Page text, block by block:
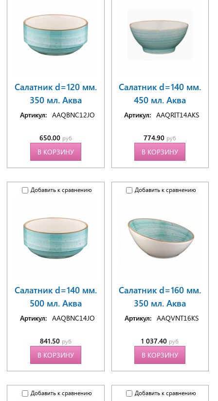
Салатник d=120 мм.
350 мл. Аква
Артикул: AAQBNC12JO
650.00 руб
В КОРЗИНУ
Салатник d=140 мм.
450 мл. Аква
Артикул: AAQRIT14AKS
774.90 руб
В КОРЗИНУ
Добавить к сравнению
Салатник d=140 мм.
500 мл. Аква
Артикул: AAQBNC14JO
841.50 руб
В КОРЗИНУ
Добавить к сравнению
Салатник d=160 мм.
350 мл. Аква
Артикул: AAQVNT16KS
1 037.40 руб
В КОРЗИНУ
Добавить к сравнению Добавить к сравнению